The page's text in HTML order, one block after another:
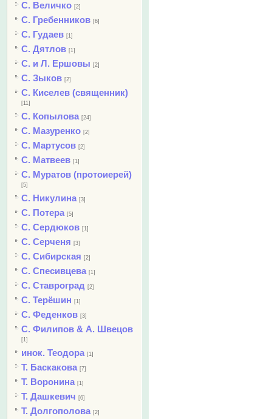
С. Величко [2]
С. Гребенников [6]
С. Гудаев [1]
С. Дятлов [1]
С. и Л. Ершовы [2]
С. Зыков [2]
С. Киселев (священник)
[11]
С. Копылова [24]
С. Мазуренко [2]
С. Мартусов [2]
С. Матвеев [1]
С. Муратов (протоиерей)
[5]
С. Никулина [3]
С. Потера [5]
С. Сердюков [1]
С. Серченя [3]
С. Сибирская [2]
С. Спесивцева [1]
С. Ставроград [2]
С. Терёшин [1]
С. Феденков [3]
С. Филипов & А. Швецов
[1]
инок. Теодора [1]
Т. Баскакова [7]
Т. Воронина [1]
Т. Дашкевич [6]
Т. Долгополова [2]